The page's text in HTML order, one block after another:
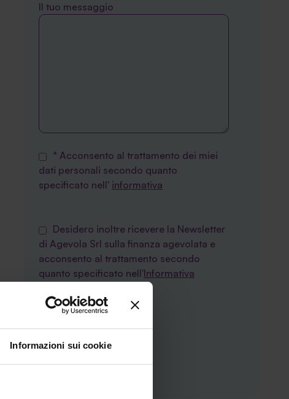
Informazioni sui cookie
Il tuo messaggio
* Acconsento al trattamento dei miei
dati personali secondo quanto
specificato nell' informativa
Desidero inoltre ricevere la Newsletter
di Agevola Srl sulla finanza agevolata e
acconsento al trattamento secondo
quanto specificato nell'Informativa